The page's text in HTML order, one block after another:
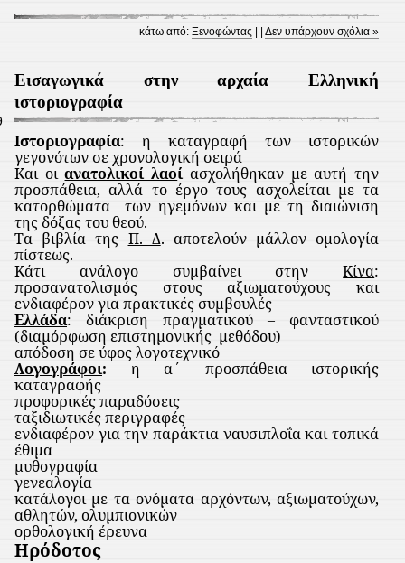
κάτω από:Ξενοφώντας | |Δεν υπάρχουν σχόλια »
Εισαγωγικά στην αρχαία Ελληνική
ιστοριογραφία
Ιστοριογραφία: η καταγραφή των ιστορικών
γεγονότων σε χρονολογική σειρά
Και οιανατολικοί λαοίασχολήθηκαν με αυτή την
προσπάθεια, αλλά το έργο τους ασχολείται με τα
κατορθώματα
των ηγεμόνων και με τη διαιώνιση
της δόξας του θεού.
Τα βιβλία της Π. Δ. αποτελούν μάλλον ομολογία
πίστεως.
Κάτι ανάλογο συμβαίνει στηνΚίνα:
προσανατολισμός στους αξιωματούχους και
ενδιαφέρον για πρακτικές συμβουλές
Ελλάδα: διάκριση πραγματικού – φανταστικού
(διαμόρφωση επιστημονικής μεθόδου)
απόδοση σε ύφος λογοτεχνικό
Λογογράφοι: η α΄ προσπάθεια ιστορικής
καταγραφής
προφορικές παραδόσεις
ταξιδιωτικές περιγραφές
ενδιαφέρον για την παράκτια ναυσιπλοΐα και τοπικά
έθιμα
μυθογραφία
γενεαλογία
κατάλογοι με τα ονόματα αρχόντων, αξιωματούχων,
αθλητών, ολυμπιονικών
ορθολογική έρευνα
Ηρόδοτος